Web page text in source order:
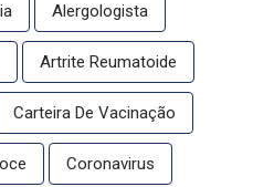
Alergologista
Artrite Reumatoide
Carteira De Vacinação
Coronavirus